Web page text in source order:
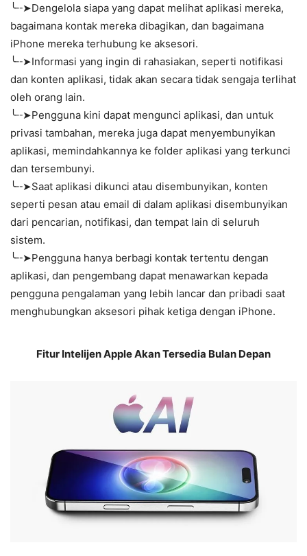
╰┈➤Dengelola siapa yang dapat melihat aplikasi mereka,
bagaimana kontak mereka dibagikan, dan bagaimana
iPhone mereka terhubung ke aksesori.
╰┈➤Informasi yang ingin di rahasiakan, seperti notifikasi
dan konten aplikasi, tidak akan secara tidak sengaja terlihat
oleh orang lain.
╰┈➤Pengguna kini dapat mengunci aplikasi, dan untuk
privasi tambahan, mereka juga dapat menyembunyikan
aplikasi, memindahkannya ke folder aplikasi yang terkunci
dan tersembunyi.
╰┈➤Saat aplikasi dikunci atau disembunyikan, konten
seperti pesan atau email di dalam aplikasi disembunyikan
dari pencarian, notifikasi, dan tempat lain di seluruh
sistem.
╰┈➤Pengguna hanya berbagi kontak tertentu dengan
aplikasi, dan pengembang dapat menawarkan kepada
pengguna pengalaman yang lebih lancar dan pribadi saat
menghubungkan aksesori pihak ketiga dengan iPhone.
Fitur Intelijen Apple Akan Tersedia Bulan Depan